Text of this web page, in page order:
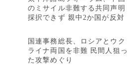
のミサイル非難する共同声明
採択できず 親中2か国が反対
国連事務総長、ロシアとウク
ライナ両国を非難 民間人狙っ
た攻撃めぐり